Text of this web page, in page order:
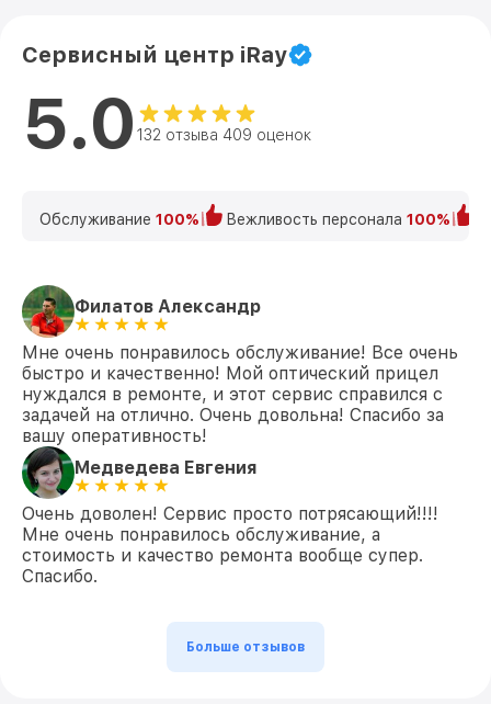
Сервисный центр iRay
5.0 132 отзыва 409 оценок
Обслуживание 100% Вежливость персонала 100%
Филатов Александр
Мне очень понравилось обслуживание! Все очень
быстро и качественно! Мой оптический прицел
нуждался в ремонте, и этот сервис справился с
задачей на отлично. Очень довольна! Спасибо за
вашу оперативность!
Медведева Евгения
Очень доволен! Сервис просто потрясающий!!!!
Мне очень понравилось обслуживание, а
стоимость и качество ремонта вообще супер.
Спасибо.
Больше отзывов